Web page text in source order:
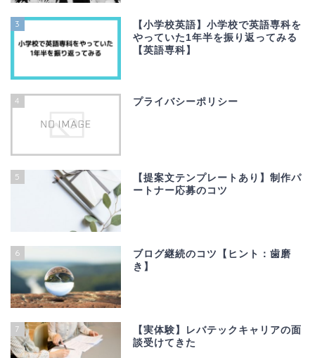
3
【小学校英語】小学校で英語専科を
やっていた1年半を振り返ってみる
【英語専科】
4 プライバシーポリシー
5
【提案文テンプレートあり】制作パ
ートナー応募のコツ
6
ブログ継続のコツ【ヒント：歯磨
き】
7
【実体験】レバテックキャリアの面
談受けてきた